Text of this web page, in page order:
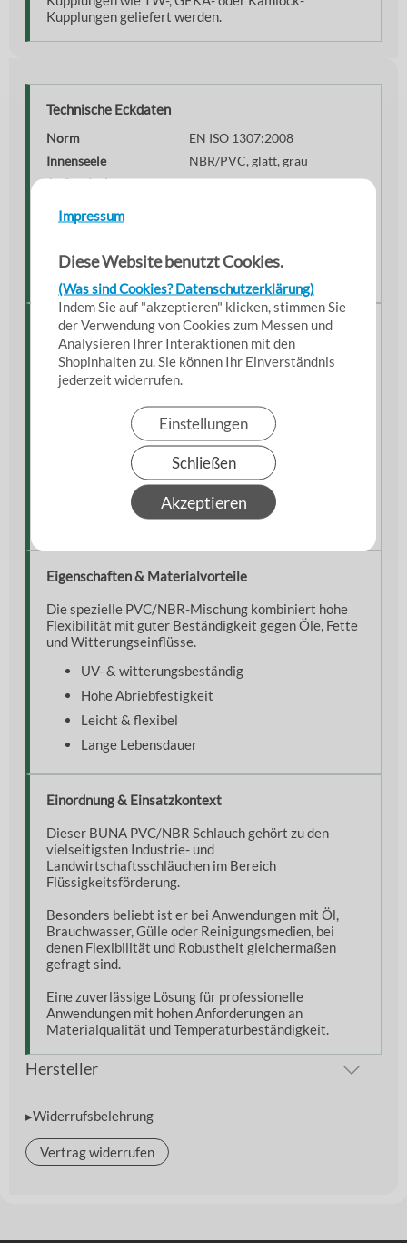
Impressum
Diese Website benutzt Cookies.
(Was sind Cookies? Datenschutzerklärung)
Indem Sie auf "akzeptieren" klicken, stimmen Sie
der Verwendung von Cookies zum Messen und
Analysieren Ihrer Interaktionen mit den
Shopinhalten zu. Sie können Ihr Einverständnis
jederzeit widerrufen.
Einstellungen
Schließen
Akzeptieren
Kupplungen geliefert werden.
Technische Eckdaten
Norm
EN ISO 1307:2008
Innenseele
NBR/PVC, glatt, grau
Außendecke
NBR/PVC, leicht gewellt
Vakuumbeständigkeit
Temperaturbereich
−30 °C bis +65 °C
Montage & Anwendung
Der Schlauch eignet sich für den professionellen
Einsatz im Saug- und Druckbetrieb und kann flexibel
kombiniert werden.
Dank seiner robusten Spiralverstärkung bleibt der
Schlauch auch bei Unterdruck formstabil und
zuverlässig im Betrieb.
Ideal für stationäre Anlagen sowie mobile Einsätze in
Landwirtschaft, Industrie und Tanktechnik.
Eigenschaften & Materialvorteile
Die spezielle PVC/NBR-Mischung kombiniert hohe
Flexibilität mit guter Beständigkeit gegen Öle, Fette
und Witterungseinflüsse.
UV- & witterungsbeständig
Hohe Abriebfestigkeit
Leicht & flexibel
Lange Lebensdauer
Einordnung & Einsatzkontext
Dieser BUNA PVC/NBR Schlauch gehört zu den
vielseitigsten Industrie- und
Landwirtschaftsschläuchen im Bereich
Flüssigkeitsförderung.
Besonders beliebt ist er bei Anwendungen mit Öl,
Brauchwasser, Gülle oder Reinigungsmedien, bei
denen Flexibilität und Robustheit gleichermaßen
gefragt sind.
Eine zuverlässige Lösung für professionelle
Anwendungen mit hohen Anforderungen an
Materialqualität und Temperaturbeständigkeit.
Hersteller
▸Widerrufsbelehrung
Vertrag widerrufen